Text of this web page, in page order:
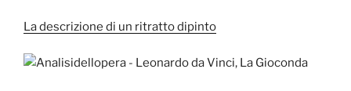
La descrizione di un ritratto dipinto